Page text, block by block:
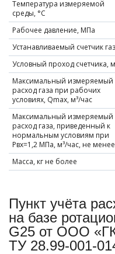
Температура измеряемой
среды, °С
Рабочее давление, МПа
Устанавливаемый счетчик
Условный проход счетчика,
Максимальный измеряемый
расход газа при рабочих
условиях, Qmax, м³/час
Максимальный измеряемый
расход газа, приведенный к
нормальным условиям при
Рвх=1,2 МПа, м³/час, не менее
Масса, кг не более
Пункт учёта
на базе
G25 от ООО
ТУ 28.99-001-